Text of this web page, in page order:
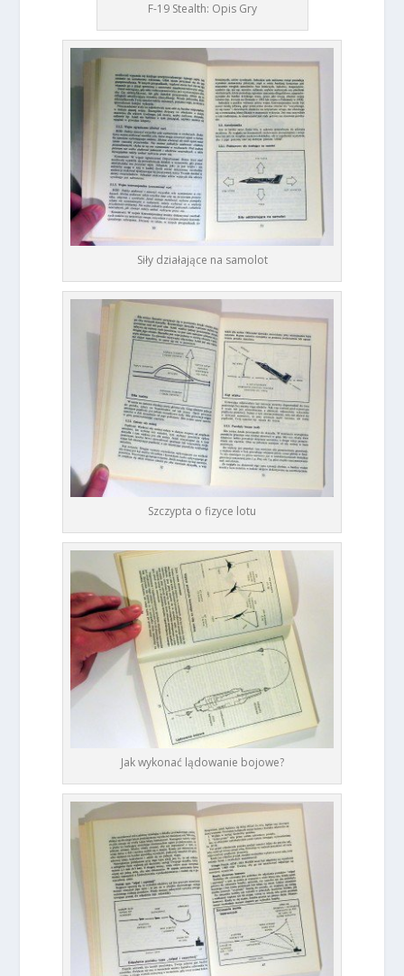
F-19 Stealth: Opis Gry
Siły działające na samolot
Szczypta o fizyce lotu
Jak wykonać lądowanie bojowe?